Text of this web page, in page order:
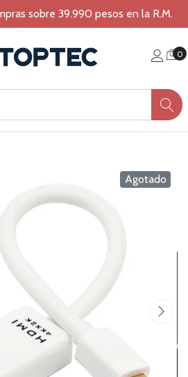
sobre 39.990 pesos en la R.M.
0
Agotado